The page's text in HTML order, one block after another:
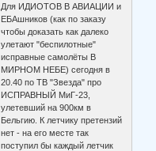
Для ИДИОТОВ В АВИАЦИИ и
ЕБАшников (как по заказу
чтобы доказать как далеко
улетают "беспилотные"
исправные самолёты В
МИРНОМ НЕБЕ) сегодня в
20.40 по ТВ "Звезда" про
ИСПРАВНЫЙ МиГ-23,
улетевший на 900км в
Бельгию. К летчику претензий
нет - на его месте так
поступил бы каждый летчик